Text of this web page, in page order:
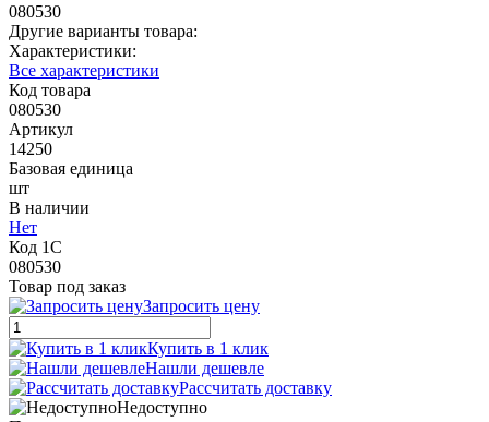
080530
Другие варианты товара:
Характеристики:
Все характеристики
Код товара
080530
Артикул
14250
Базовая единица
шт
В наличии
Нет
Код 1С
080530
Товар под заказ
Запросить цену
Купить в 1 клик
Нашли дешевле
Рассчитать доставку
Недоступно